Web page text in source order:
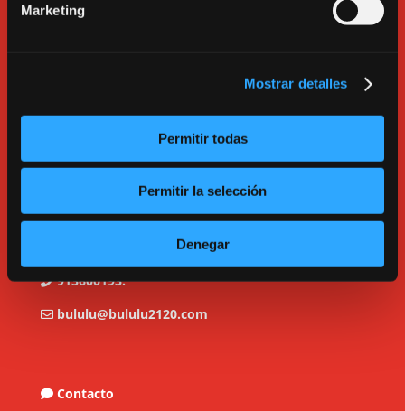
Marketing
Mostrar detalles
Permitir todas
Permitir la selección
Denegar
C/ Tarragona, 17. Madrid.
913600193.
bululu@bululu2120.com
Contacto